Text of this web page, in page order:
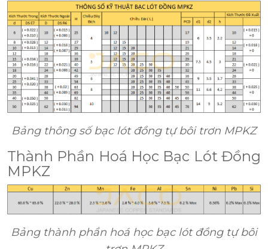
Bảng thông số bạc lót đồng tự bôi trơn MPKZ
Thành Phần Hoá Học Bạc Lót Đồng
MPKZ
Bảng thành phần hoá học bạc lót đồng tự bôi